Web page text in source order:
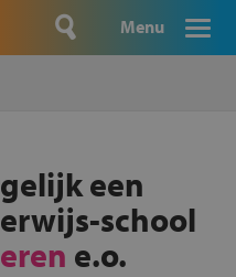
Menu
een
school
e.o.